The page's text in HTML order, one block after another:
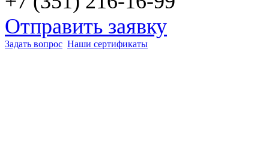
Отправить заявку
Задать вопрос Наши сертификаты